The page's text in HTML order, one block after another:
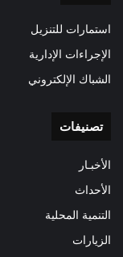
استمارات للتنزيل
الإجراءات الإدارية
الشباك الإلكتروني
تصنيفات
الأخبـار
الأحداث
التنمية المحلية
الزيارات